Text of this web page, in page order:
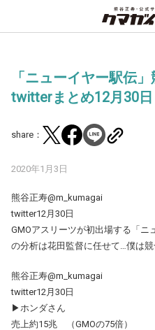
「ニューイヤー駅伝
twitterまとめ12月30日
share：
2020年1月3日
熊谷正寿@m_kumagai
twitter12月30日
GMOアスリーツが初出場する「
の分析は花田監督に任せて…僕は競
熊谷正寿@m_kumagai
twitter12月30日
▶ホンダさん
売上約15兆 （GMOの75倍）